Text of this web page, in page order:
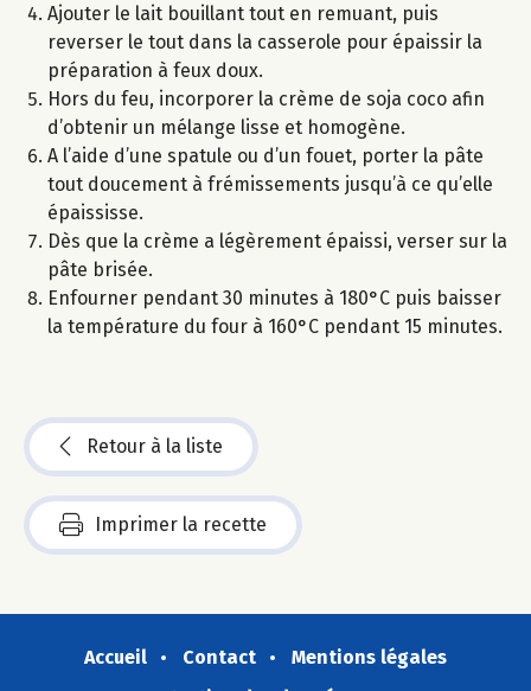
Ajouter le lait bouillant tout en remuant, puis
reverser le tout dans la casserole pour épaissir la
préparation à feux doux.
Hors du feu, incorporer la crème de soja coco afin
d’obtenir un mélange lisse et homogène.
A l’aide d’une spatule ou d’un fouet, porter la pâte
tout doucement à frémissements jusqu’à ce qu’elle
épaississe.
Dès que la crème a légèrement épaissi, verser sur la
pâte brisée.
Enfourner pendant 30 minutes à 180°C puis baisser
la température du four à 160°C pendant 15 minutes.
Retour à la liste
Imprimer la recette
Accueil Contact
Mentions légales